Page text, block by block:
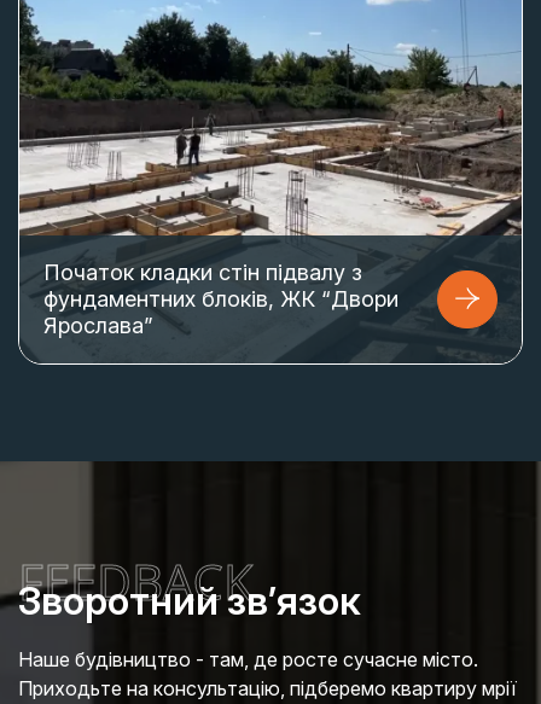
Початок кладки стін підвалу з
фундаментних блоків, ЖК “Двори
Ярослава”
FEEDBACK
Зворотний зв’язок
Наше будівництво - там, де росте сучасне місто.
Приходьте на консультацію, підберемо квартиру мрії